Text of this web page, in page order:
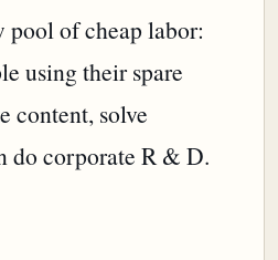
pool of cheap labor:
using their spare
content, solve
do corporate R & D.